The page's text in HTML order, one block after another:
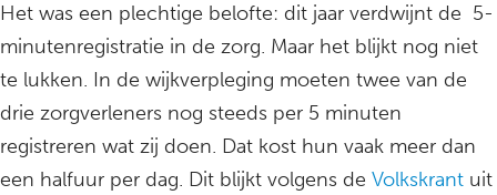
Het was een plechtige belofte: dit jaar verdwijnt de 5-
minutenregistratie in de zorg. Maar het blijkt nog niet
te lukken. In de wijkverpleging moeten twee van de
drie zorgverleners nog steeds per 5 minuten
registreren wat zij doen. Dat kost hun vaak meer dan
een halfuur per dag. Dit blijkt volgens de Volkskrant uit